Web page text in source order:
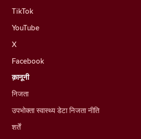
TikTok
YouTube
X
Facebook
क़ानूनी
निजता
उपभोक्ता स्वास्थ्य डेटा निजता नीति
शर्तें